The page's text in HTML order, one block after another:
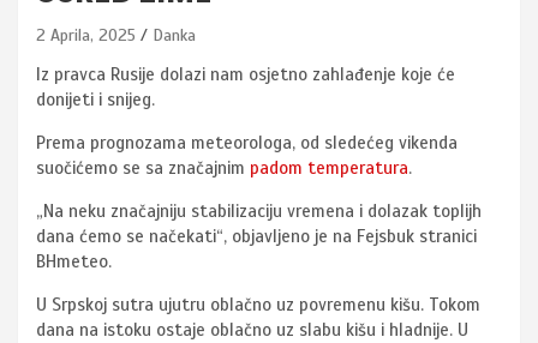
2 Aprila, 2025 Danka
Iz pravca Rusije dolazi nam osjetno zahlađenje koje će
donijeti i snijeg.
Prema prognozama meteorologa, od sledećeg vikenda
suočićemo se sa značajnim padom temperatura.
„Na neku značajniju stabilizaciju vremena i dolazak toplijh
dana ćemo se načekati“, objavljeno je na Fejsbuk stranici
BHmeteo.
U Srpskoj sutra ujutru oblačno uz povremenu kišu. Tokom
dana na istoku ostaje oblačno uz slabu kišu i hladnije. U